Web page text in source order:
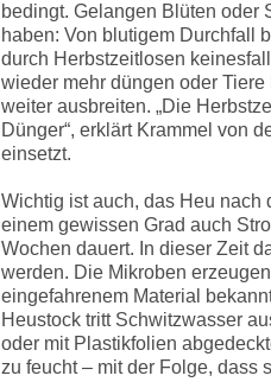
bedingt. Gelangen Blüten oder
haben: Von blutigem Durchfall
durch Herbstzeitlosen
wieder mehr düngen oder
weiter ausbreiten. „Die
Dünger“, erklärt Krammel von
einsetzt.
Wichtig ist auch, das Heu nach
einem gewissen Grad auch
Wochen dauert. In dieser Zeit
werden. Die Mikroben
eingefahrenem Material
Heustock tritt Schwitzwasser
oder mit Plastikfolien
zu feucht – mit der Folge, dass